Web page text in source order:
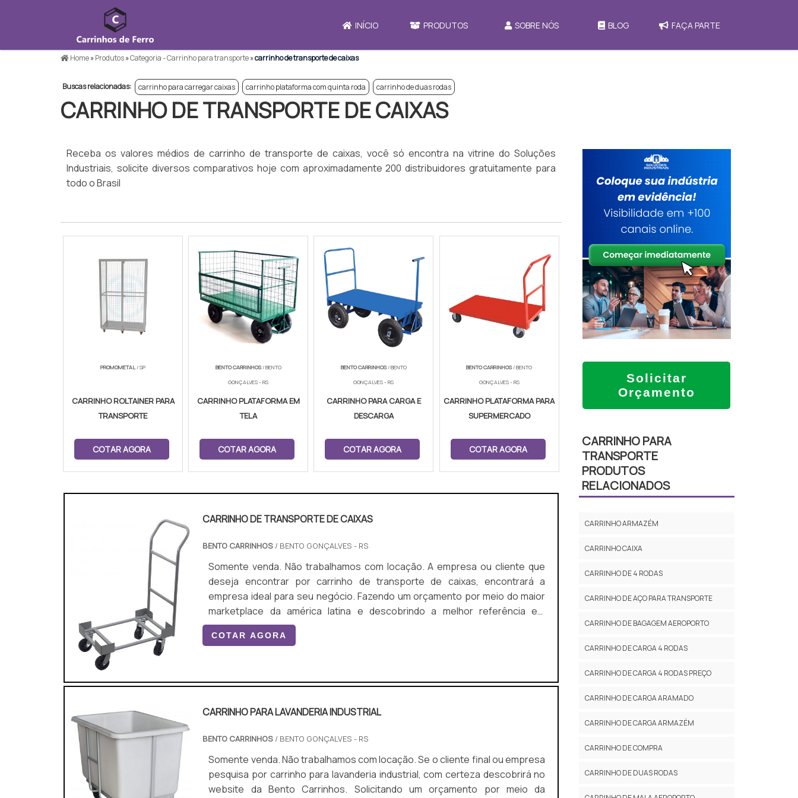
INÍCIO PRODUTOS SOBRE NÓS BLOG FAÇA PARTE
Home»Produtos»Categoria - Carrinho para transporte»carrinho de transporte de caixas
Buscas relacionadas: carrinho para carregar caixas carrinho plataforma com quinta roda carrinho de duas rodas
CARRINHO DE TRANSPORTE DE CAIXAS
Receba os valores médios de carrinho de transporte de caixas, você só encontra na vitrine do Soluções
Industriais, solicite diversos comparativos hoje com aproximadamente 200 distribuidores gratuitamente para
todo o Brasil
PROMOMETAL/ SP
CARRINHO ROLTAINER PARA
TRANSPORTE
COTAR AGORA
BENTO CARRINHOS/ BENTO
GONÇALVES - RS
CARRINHO PLATAFORMA EM
TELA
COTAR AGORA
BENTO CARRINHOS/ BENTO
GONÇALVES - RS
CARRINHO PARA CARGA E
DESCARGA
COTAR AGORA
BENTO CARRINHOS/ BENTO
GONÇALVES - RS
CARRINHO PLATAFORMA PARA
SUPERMERCADO
COTAR AGORA
CARRINHO DE TRANSPORTE DE CAIXAS
BENTO CARRINHOS / BENTO GONÇALVES - RS
Somente venda. Não trabalhamos com locação. A empresa ou cliente que
deseja encontrar por carrinho de transporte de caixas, encontrará a
empresa ideal para seu negócio. Fazendo um orçamento por meio do maior
marketplace da américa latina e descobrindo a melhor referência em
qualidade do mercado. Quando o interesse é por carrinho de transporte de
caixas, com os melhores profissionais da Bento Carrinhos encontrará ótima
COTAR AGORA
CARRINHO PARA LAVANDERIA INDUSTRIAL
BENTO CARRINHOS / BENTO GONÇALVES - RS
Somente venda. Não trabalhamos com locação. Se o cliente final ou empresa
pesquisa por carrinho para lavanderia industrial, com certeza descobrirá no
website da Bento Carrinhos. Solicitando um orçamento por meio da
Solicitar
Orçamento
CARRINHO PARA
TRANSPORTE
PRODUTOS
RELACIONADOS
CARRINHO ARMAZÉM
CARRINHO CAIXA
CARRINHO DE 4 RODAS
CARRINHO DE AÇO PARA TRANSPORTE
CARRINHO DE BAGAGEM AEROPORTO
CARRINHO DE CARGA 4 RODAS
CARRINHO DE CARGA 4 RODAS PREÇO
CARRINHO DE CARGA ARAMADO
CARRINHO DE CARGA ARMAZÉM
CARRINHO DE COMPRA
CARRINHO DE DUAS RODAS